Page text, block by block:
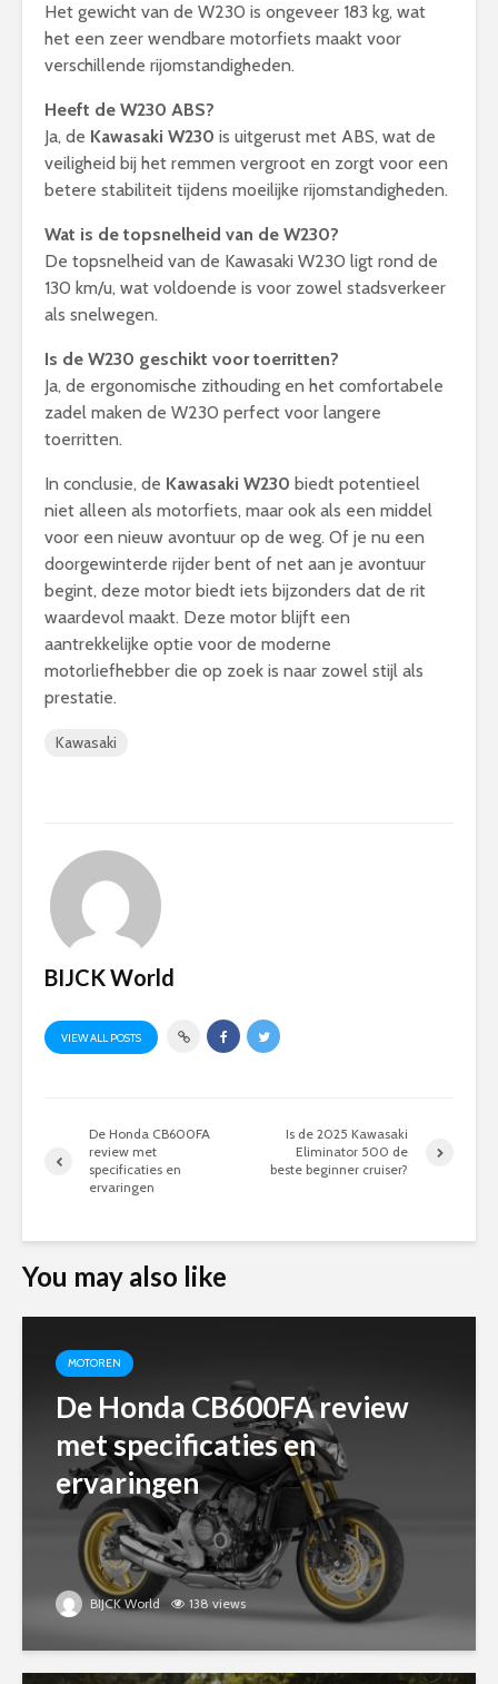
Het gewicht van de W230 is ongeveer 183 kg, wat
het een zeer wendbare motorfiets maakt voor
verschillende rijomstandigheden.
Heeft de W230 ABS?
Ja, de Kawasaki W230 is uitgerust met ABS, wat de
veiligheid bij het remmen vergroot en zorgt voor een
betere stabiliteit tijdens moeilijke rijomstandigheden.
Wat is de topsnelheid van de W230?
De topsnelheid van de Kawasaki W230 ligt rond de
130 km/u, wat voldoende is voor zowel stadsverkeer
als snelwegen.
Is de W230 geschikt voor toerritten?
Ja, de ergonomische zithouding en het comfortabele
zadel maken de W230 perfect voor langere
toerritten.
In conclusie, de Kawasaki W230 biedt potentieel
niet alleen als motorfiets, maar ook als een middel
voor een nieuw avontuur op de weg. Of je nu een
doorgewinterde rijder bent of net aan je avontuur
begint, deze motor biedt iets bijzonders dat de rit
waardevol maakt. Deze motor blijft een
aantrekkelijke optie voor de moderne
motorliefhebber die op zoek is naar zowel stijl als
prestatie.
Kawasaki
BIJCK World
VIEW ALL POSTS
De Honda CB600FA
review met
specificaties en
ervaringen
Is de 2025 Kawasaki
Eliminator 500 de
beste beginner cruiser?
You may also like
MOTOREN
De Honda CB600FA review
met specificaties en
ervaringen
BIJCK World 138 views